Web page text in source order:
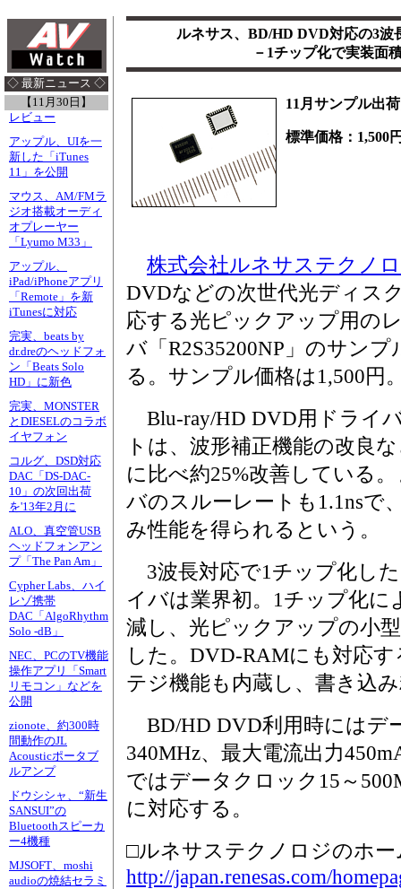
◇ 最新ニュース ◇
【11月30日】
レビュー
アップル、UIを一
新した「iTunes
11」を公開
マウス、AM/FMラ
ジオ搭載オーディ
オプレーヤー
「Lyumo M33」
アップル、
iPad/iPhoneアプリ
「Remote」を新
iTunesに対応
完実、beats by
dr.dreのヘッドフォ
ン「Beats Solo
HD」に新色
完実、MONSTER
とDIESELのコラボ
イヤフォン
コルグ、DSD対応
DAC「DS-DAC-
10」の次回出荷
を'13年2月に
ALO、真空管USB
ヘッドフォンアン
プ「The Pan Am」
Cypher Labs、ハイ
レゾ携帯
DAC「AlgoRhythm
Solo -dB」
NEC、PCのTV機能
操作アプリ「Smart
リモコン」などを
公開
zionote、約300時
間動作のJL
Acousticポータブ
ルアンプ
ドウシシャ、“新生
SANSUI”の
Bluetoothスピーカ
ー4機種
MJSOFT、moshi
audioの焼結セラミ
ルネサス、BD/HD DVD対応の3波
－1チップ化で実装面
11月サンプル出
標準価格：1,500
株式会社ルネサステクノ
DVDなどの次世代光ディス
応する光ピックアップ用の
バ「R2S35200NP」のサン
る。サンプル価格は1,500円
Blu-ray/HD DVD用ドライ
トは、波形補正機能の改良
に比べ約25%改善している
バのスルーレートも1.1nsで
み性能を得られるという。
3波長対応で1チップ化し
イバは業界初。1チップ化に
減し、光ピックアップの小
した。DVD-RAMにも対応
テジ機能も内蔵し、書き込
BD/HD DVD利用時にはデ
340MHz、最大電流出力
ではデータクロック15～
に対応する。
□ルネサステクノロジのホー
http://japan.renesas.com/